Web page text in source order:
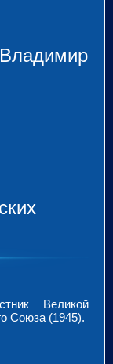
Владимир
Великой
Союза (1945).